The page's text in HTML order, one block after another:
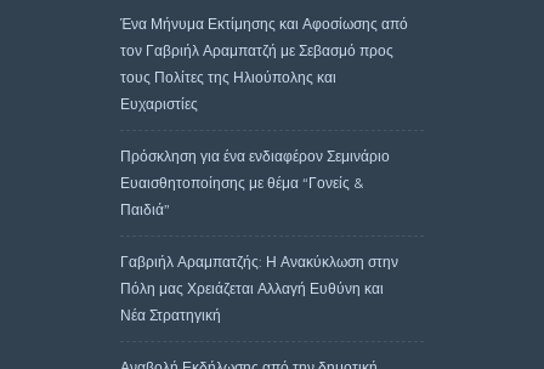
Ένα Μήνυμα Εκτίμησης και Αφοσίωσης από
τον Γαβριήλ Αραμπατζή με Σεβασμό προς
τους Πολίτες της Ηλιούπολης και
Ευχαριστίες
Πρόσκληση για ένα ενδιαφέρον Σεμινάριο
Ευαισθητοποίησης με θέμα “Γονείς &
Παιδιά”
Γαβριήλ Αραμπατζής: Η Ανακύκλωση στην
Πόλη μας Χρειάζεται Αλλαγή Ευθύνη και
Νέα Στρατηγική